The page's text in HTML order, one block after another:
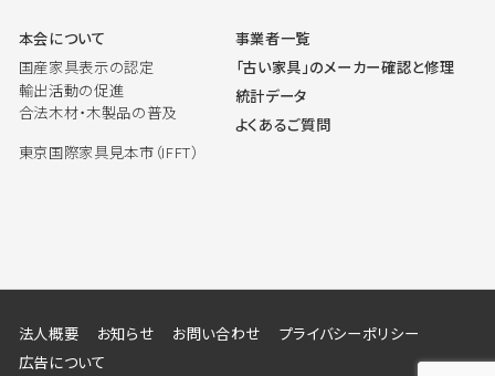
本会について
国産家具表示の認定
輸出活動の促進
合法木材・木製品の普及
東京国際家具見本市（IFFT）
事業者一覧
「古い家具」のメーカー確認と修理
統計データ
よくあるご質問
法人概要 お知らせ お問い合わせ
プライバシーポリシー
広告について